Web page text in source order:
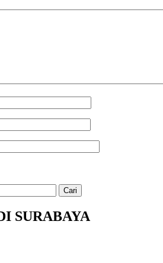
SURABAYA